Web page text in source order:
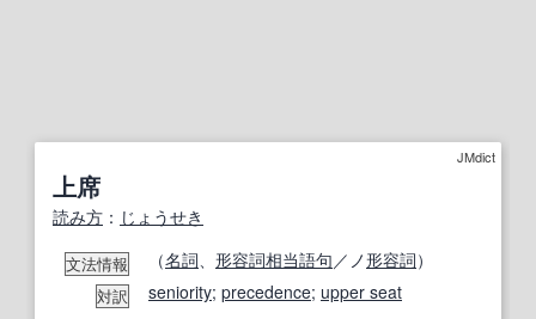
JMdict
上席
読み方 ： じょうせき
文法情報 （名詞、 形容詞相当語句／ノ形容詞）
対訳 seniority; precedence; upper seat